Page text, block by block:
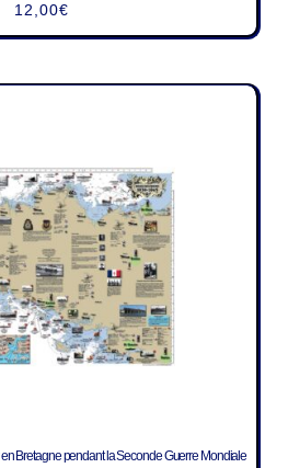
12,00€
Bretagne pendant la Seconde Guerre Mondiale